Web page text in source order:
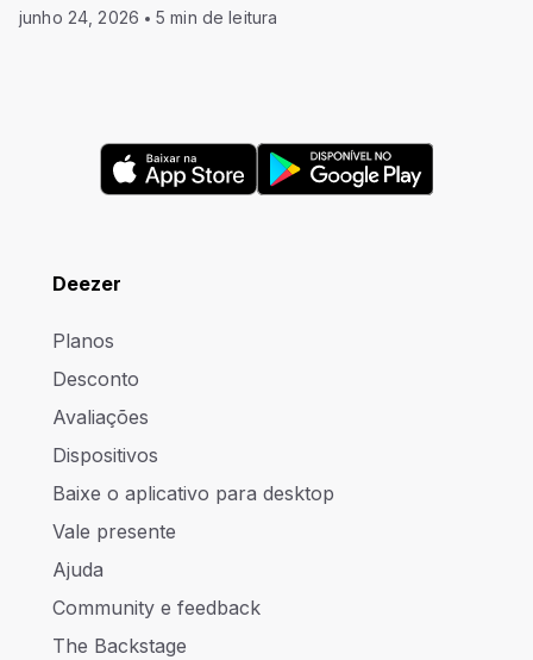
junho 24, 2026 5 min de leitura
Deezer
Planos
Desconto
Avaliações
Dispositivos
Baixe o aplicativo para desktop
Vale presente
Ajuda
Community e feedback
The Backstage